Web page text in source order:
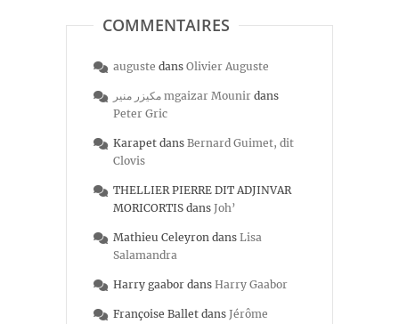
COMMENTAIRES
auguste dans Olivier Auguste
مكيزر منير mgaizar Mounir dans
Peter Gric
Karapet dans Bernard Guimet, dit
Clovis
THELLIER PIERRE DIT ADJINVAR
MORICORTIS dans Joh’
Mathieu Celeyron dans Lisa
Salamandra
Harry gaabor dans Harry Gaabor
Françoise Ballet dans Jérôme